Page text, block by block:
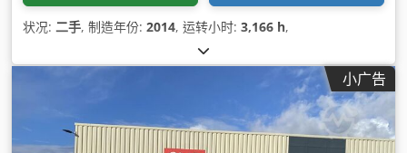
状况: 二手, 制造年份: 2014, 运转小时: 3,166 h,
小广告